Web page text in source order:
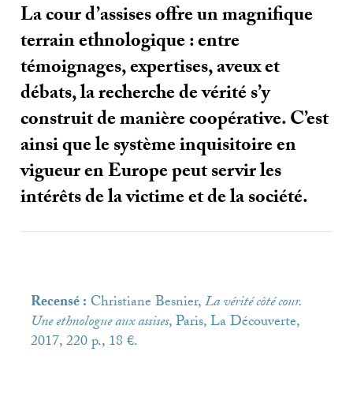
La cour d’assises offre un magnifique
terrain ethnologique : entre
témoignages, expertises, aveux et
débats, la recherche de vérité s’y
construit de manière coopérative. C’est
ainsi que le système inquisitoire en
vigueur en Europe peut servir les
intérêts de la victime et de la société.
Recensé : Christiane Besnier,La vérité côté cour.
Une ethnologue aux assises, Paris, La Découverte,
2017, 220 p., 18 €.